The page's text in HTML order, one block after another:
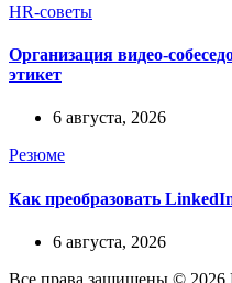
HR-советы
Организация видео-
этикет
6 августа, 2026
Резюме
Как преобразовать
6 августа, 2026
Все права защищены © 2026